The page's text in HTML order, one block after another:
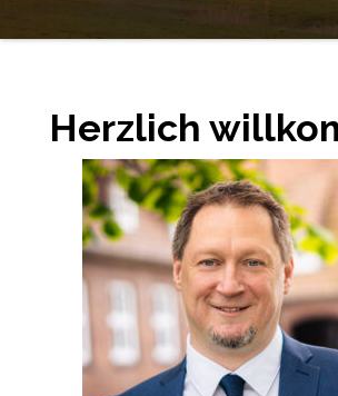
Herzlich